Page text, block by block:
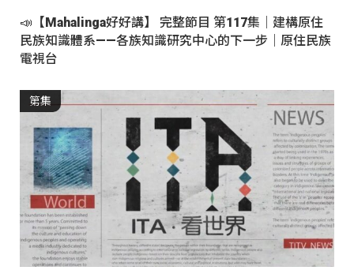
📣【Mahalinga好好講】 完整節目 第117集｜建構原住
民族知識體系——各族知識研究中心的下一步｜原住民族
電視台
第集